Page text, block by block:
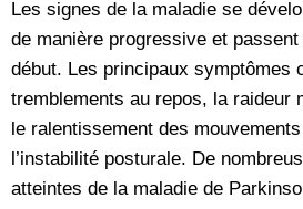
Les signes de la maladie se
de manière progressive et
début. Les principaux symptômes
tremblements au repos, la raideur
le ralentissement des
l’instabilité posturale. De
atteintes de la maladie de